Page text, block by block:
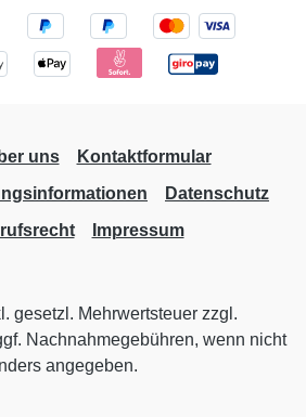
uns
Kontaktformular
Datenschutz
Impressum
gesetzl. Mehrwertsteuer zzgl.
Nachnahmegebühren, wenn nicht
angegeben.